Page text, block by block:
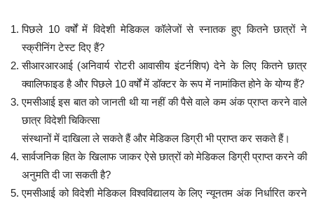
पिछले 10 वर्षों में विदेशी मेडिकल कॉलेजों से स्नातक हुए कितने छात्रों ने
स्क्रीनिंग टेस्ट दिए हैं?
सीआरआरआई (अनिवार्य रोटरी आवासीय इंटर्नशिप) देने के लिए कितने छात्र
क्वालिफाइड है और पिछले 10 वर्षों में डॉक्टर के रूप में नामांकित होने के योग्य हैं?
एमसीआई इस बात को जानती थी या नहीं की पैसे वाले कम अंक प्राप्त करने वाले
छात्र विदेशी चिकित्सा
संस्थानों में दाखिला ले सकते हैं और मेडिकल डिग्री भी प्राप्त कर सकते हैं।
सार्वजनिक हित के खिलाफ जाकर ऐसे छात्रों को मेडिकल डिग्री प्राप्त करने की
अनुमति दी जा सकती है?
एमसीआई को विदेशी मेडिकल विश्वविद्यालय के लिए न्यूनतम अंक निर्धारित करने